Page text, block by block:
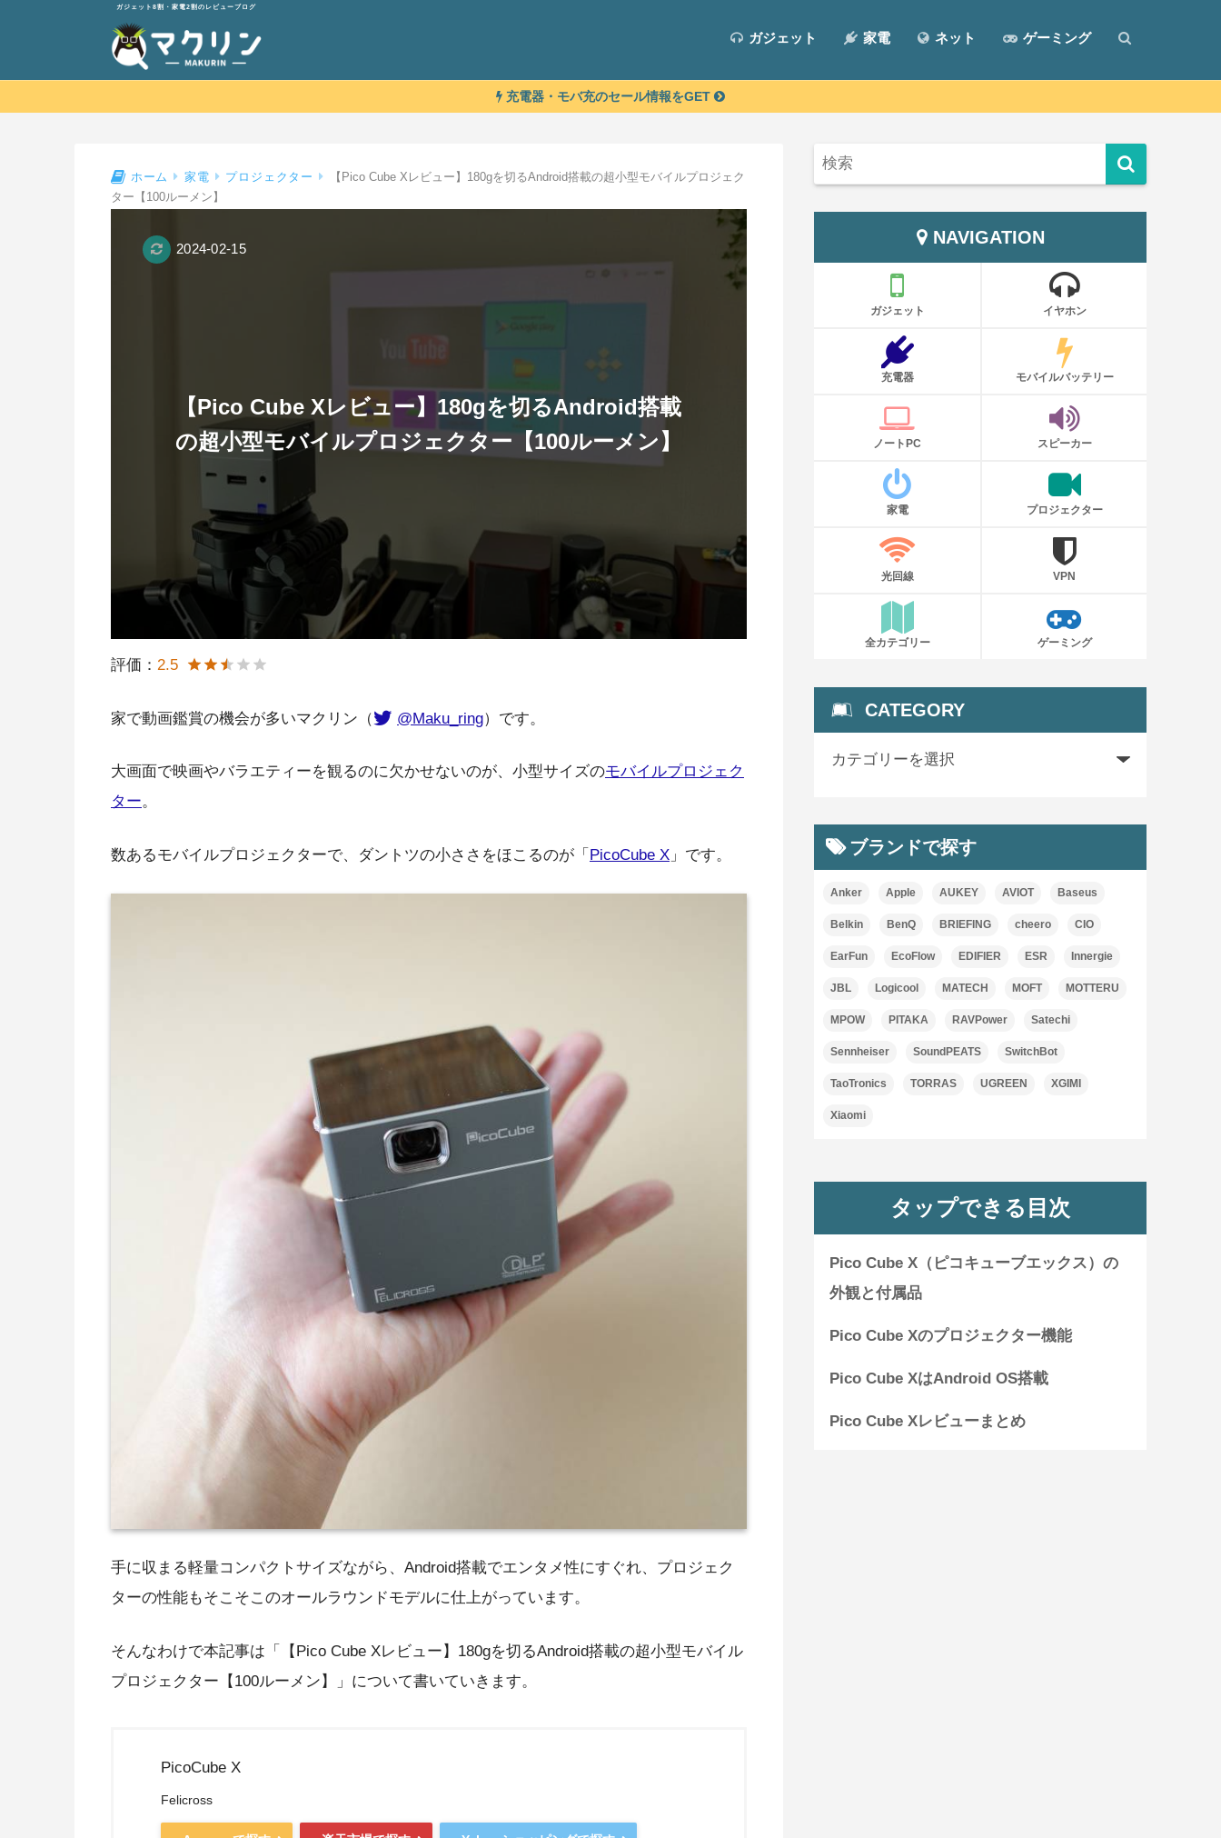
ガジェット8割・家電2割のレビューブログ
ガジェット 家電 ネット ゲーミング
充電器・モバ充のセール情報をGET
ホーム 家電 プロジェクター
【Pico Cube Xレビュー】180gを切るAndroid搭載の超小型モバイルプロジェク
ター【100ルーメン】
【Pico Cube Xレビュー】180gを切るAndroid搭載
の超小型モバイルプロジェクター【100ルーメン】
2024-02-15
評価： 2.5
家で動画鑑賞の機会が多いマクリン（ @Maku_ring）です。
大画面で映画やバラエティーを観るのに欠かせないのが、小型サイズのモバイルプロジェク
ター。
数あるモバイルプロジェクターで、ダントツの小ささをほこるのが「 PicoCube X 」です。
手に収まる軽量コンパクトサイズながら、Android搭載でエンタメ性にすぐれ、プロジェク
ターの性能もそこそこのオールラウンドモデルに仕上がっています。
そんなわけで本記事は「【Pico Cube Xレビュー】180gを切るAndroid搭載の超小型モバイル
プロジェクター【100ルーメン】」について書いていきます。
PicoCube X
Felicross
NAVIGATION
ガジェット イヤホン
充電器 モバイルバッテリー
ノートPC スピーカー
家電 プロジェクター
光回線 VPN
全カテゴリー ゲーミング
CATEGORY
ブランドで探す
Anker Apple AUKEY AVIOT Baseus
Belkin BenQ BRIEFING cheero CIO
EarFun EcoFlow EDIFIER ESR Innergie
JBL Logicool MATECH MOFT MOTTERU
MPOW PITAKA RAVPower Satechi
Sennheiser SoundPEATS SwitchBot
TaoTronics TORRAS UGREEN XGIMI
Xiaomi
タップできる目次
Pico Cube X（ピコキューブエックス）の
外観と付属品
Pico Cube Xのプロジェクター機能
Pico Cube XはAndroid OS搭載
Pico Cube Xレビューまとめ